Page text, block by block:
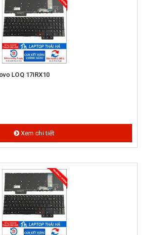
LOQ 17IRX10
Xem chi tiết